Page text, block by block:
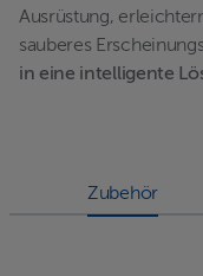
Ausrüstung,
sauberes
in eine intelligente
Zubehör